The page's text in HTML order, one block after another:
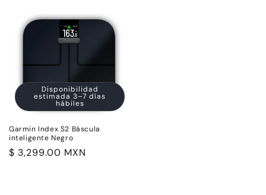
Disponibilidad
estimada 3–7 días
hábiles
Garmin Index S2 Báscula
inteligente Negro
Precio
$ 3,299.00 MXN